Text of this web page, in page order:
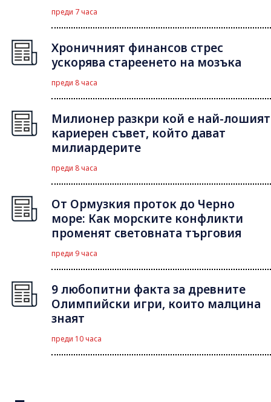
преди 7 часа
Хроничният финансов стрес
ускорява стареенето на мозъка
преди 8 часа
Милионер разкри кой е най-лошият
кариерен съвет, който дават
милиардерите
преди 8 часа
От Ормузкия проток до Черно
море: Как морските конфликти
променят световната търговия
преди 9 часа
9 любопитни факта за древните
Олимпийски игри, които малцина
знаят
преди 10 часа